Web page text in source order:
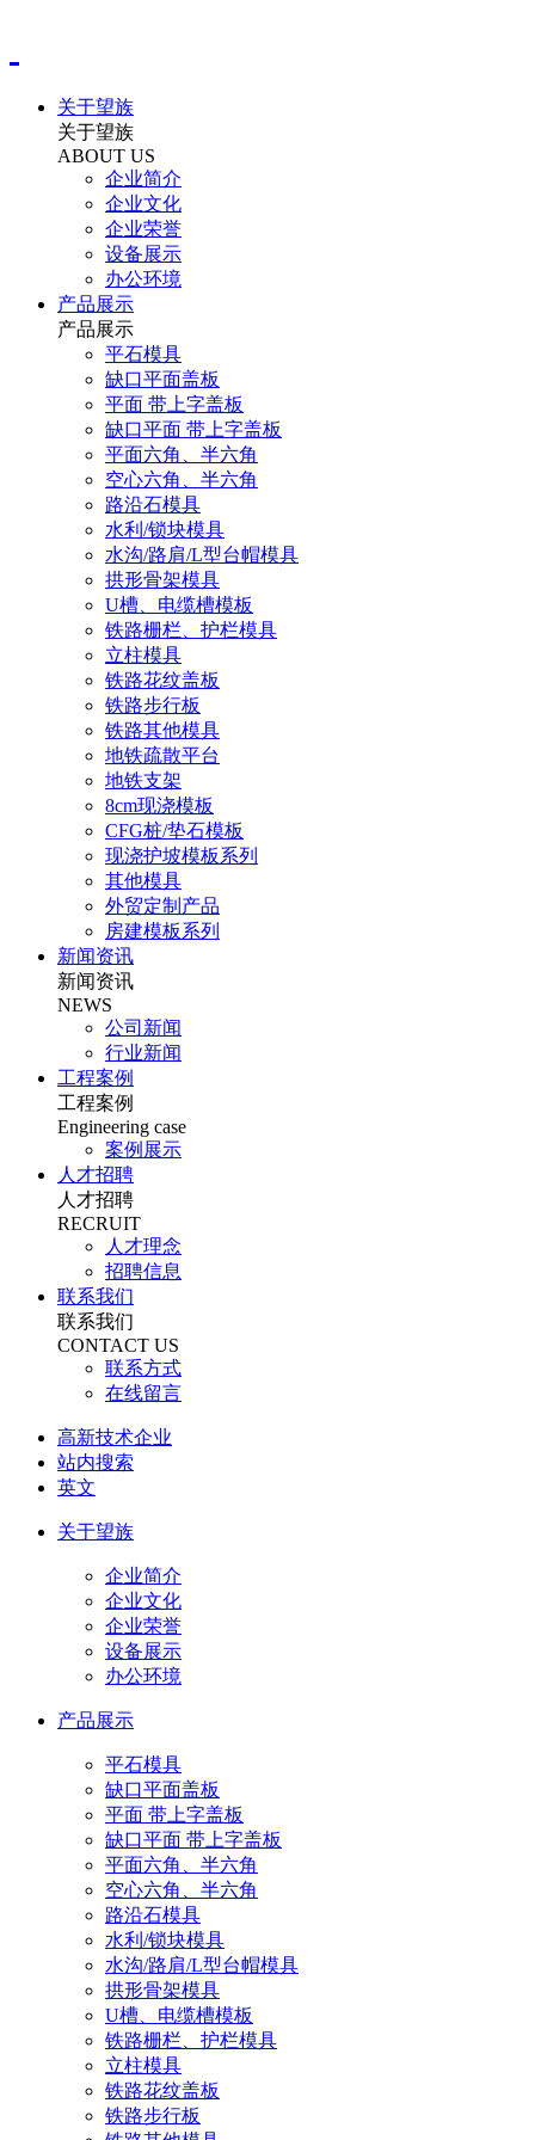
关于望族
关于望族
ABOUT US
企业简介
企业文化
企业荣誉
设备展示
办公环境
产品展示
产品展示
平石模具
缺口平面盖板
平面 带上字盖板
缺口平面 带上字盖板
平面六角、半六角
空心六角、半六角
路沿石模具
水利/锁块模具
水沟/路肩/L型台帽模具
拱形骨架模具
U槽、电缆槽模板
铁路栅栏、护栏模具
立柱模具
铁路花纹盖板
铁路步行板
铁路其他模具
地铁疏散平台
地铁支架
8cm现浇模板
CFG桩/垫石模板
现浇护坡模板系列
其他模具
外贸定制产品
房建模板系列
新闻资讯
新闻资讯
NEWS
公司新闻
行业新闻
工程案例
工程案例
Engineering case
案例展示
人才招聘
人才招聘
RECRUIT
人才理念
招聘信息
联系我们
联系我们
CONTACT US
联系方式
在线留言
高新技术企业
站内搜索
英文
关于望族
企业简介
企业文化
企业荣誉
设备展示
办公环境
产品展示
平石模具
缺口平面盖板
平面 带上字盖板
缺口平面 带上字盖板
平面六角、半六角
空心六角、半六角
路沿石模具
水利/锁块模具
水沟/路肩/L型台帽模具
拱形骨架模具
U槽、电缆槽模板
铁路栅栏、护栏模具
立柱模具
铁路花纹盖板
铁路步行板